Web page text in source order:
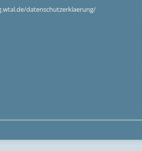
datenschutzerklaerung/